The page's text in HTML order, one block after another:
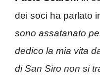
dei soci ha parlato
sono assatanato
dedico la mia vita
di San Siro non si